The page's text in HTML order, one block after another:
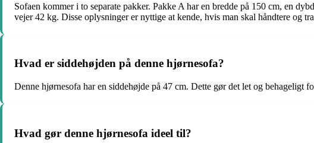
Sofaen kommer i to separate pakker. Pakke A har en bredde på 150 cm, en
vejer 42 kg. Disse oplysninger er nyttige at kende, hvis man skal håndtere og
Hvad er siddehøjden på denne hjørnesofa?
Denne hjørnesofa har en siddehøjde på 47 cm. Dette gør det let og behageligt
Hvad gør denne hjørnesofa ideel til?